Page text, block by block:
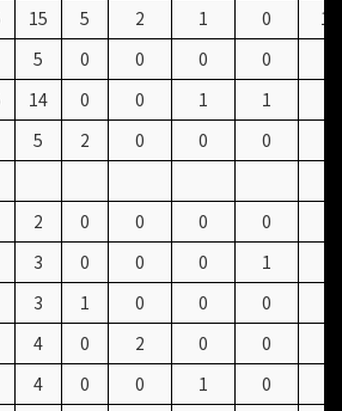
15 5 2 1 0
12
5 0 0 0 0
14 0 0 1 1
5 2 0 0 0
2 0 0 0 0
3 0 0 0 1
3 1 0 0 0
4 0 2 0 0
4 0 0 1 0